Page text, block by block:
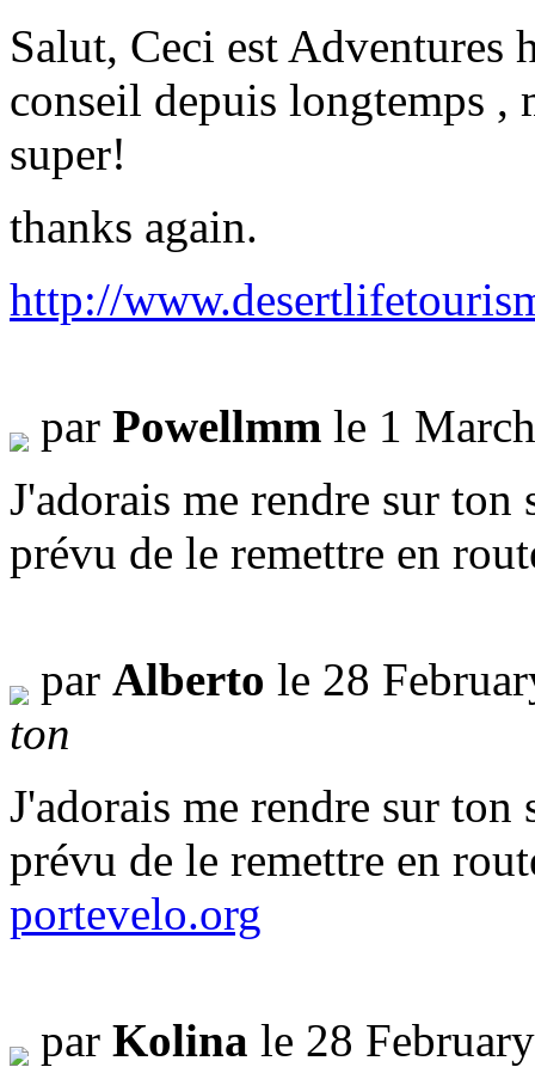
Salut, Ceci est Adventures
conseil depuis longtemps ,
super!
thanks again.
http://
par Powellmm le 1
J'adorais me rendre sur
prévu de le remettre en
par Alberto le 28
ton
J'adorais me rendre sur
prévu de le remettre en
portevelo.org
par Kolina le 28